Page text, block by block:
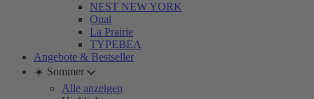
NEST NEW YORK
Ouai
La Prairie
TYPEBEA
Angebote & Bestseller
☀️ Sommer
Alle anzeigen